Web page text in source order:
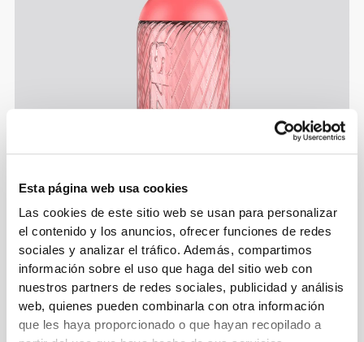
Esta página web usa cookies
Las cookies de este sitio web se usan para personalizar
el contenido y los anuncios, ofrecer funciones de redes
sociales y analizar el tráfico. Además, compartimos
información sobre el uso que haga del sitio web con
nuestros partners de redes sociales, publicidad y análisis
web, quienes pueden combinarla con otra información
que les haya proporcionado o que hayan recopilado a
Información y cuidados